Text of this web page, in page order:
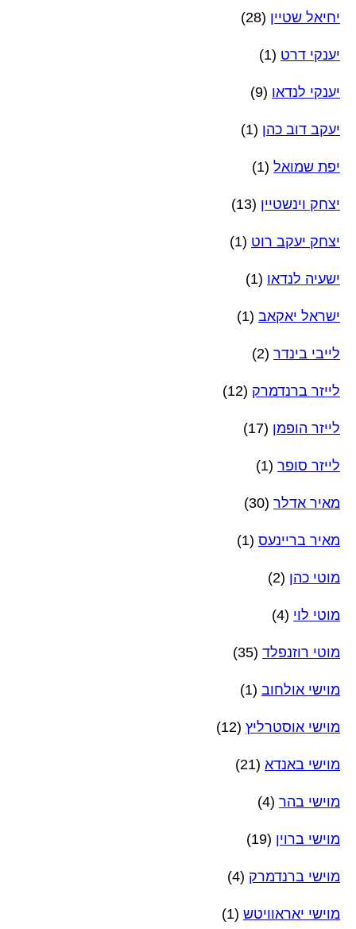
יחיאל שטיין (28)
יענקי דרט (1)
יענקי לנדאו (9)
יעקב דוב כהן (1)
יפת שמואל (1)
יצחק וינשטיין (13)
יצחק יעקב רוט (1)
ישעיה לנדאו (1)
ישראל יאקאב (1)
לייבי בינדר (2)
לייזר ברנדמרק (12)
לייזר הופמן (17)
לייזר סופר (1)
מאיר אדלר (30)
מאיר בריינעס (1)
מוטי כהן (2)
מוטי לוי (4)
מוטי רוזנפלד (35)
מוישי אולחוב (1)
מוישי אוסטרליץ (12)
מוישי באנדא (21)
מוישי בהר (4)
מוישי ברוין (19)
מוישי ברנדמרק (4)
מוישי יאראוויטש (1)